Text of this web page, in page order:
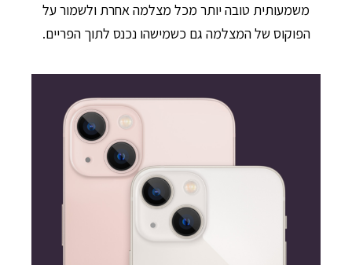
משמעותית טובה יותר מכל מצלמה אחרת ולשמור על
הפוקוס של המצלמה גם כשמישהו נכנס לתוך הפריים.